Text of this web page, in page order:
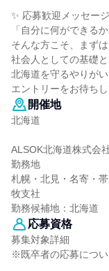
✨ 応募歓迎メッセー
「自分に何ができる
そんな方こそ、まず
社会人としての基礎
北海道を守るやりが
エントリーをお待ちし
開催地
北海道
ALSOK北海道株式会
勤務地
札幌・北見・名寄・
牧支社
勤務候補地：北海道
応募資格
募集対象詳細
※既卒者の応募につ